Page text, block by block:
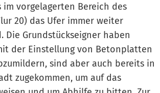
im vorgelagerten Bereich des
20) das Ufer immer weiter
Die Grundstückseigner haben
der Einstellung von Betonplatten
sind aber auch bereits in
zugekommen, um auf das